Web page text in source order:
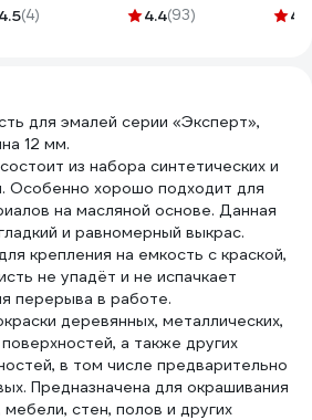
4.5(4)
4.4(93)
5 4.8
для эмалей серии «Эксперт»,
12 мм.
из набора синтетических и
Особенно хорошо подходит для
на масляной основе. Данная
и равномерный выкрас.
крепления на емкость с краской,
не упадёт и не испачкает
перерыва в работе.
деревянных, металлических,
а также других
в том числе предварительно
Предназначена для окрашивания
стен, полов и других